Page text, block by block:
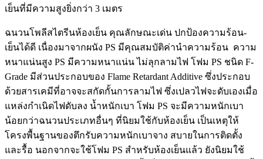
เย็นที่มีความสูงยิ่งกว่า 3 เมตร
ฉนวนโพลีสไตรีนห้องเย็น คุณลักษณะเด่น ปกป้องความร้อน-
เย็นได้ดี เนื่องมาจากผนัง PS มีคุณสมบัติค่านำความร้อน ความ
หนาแน่นสูง PS มีความหนาแน่น ไม่ลุกลามไฟ โฟม PS ชนิด F-
Grade มีส่วนประกอบของ Flame Retardant Additive ซึ่งประกอบ
ด้วยสารเคมีที่อาจจะสกัดกั้นการลามไฟ ซึ่งเปลวไฟจะดับเองเมื่อ
แหล่งกำเนิดไฟดับลง น้ำหนักเบา โฟม PS จะมีความหนักเบา
น้อยกว่าฉนวนประเภทอื่นๆ ที่นิยมใช้กับห้องเย็น เป็นเหตุให้
โครงพื้นฐานของตึกรับความหนักเบาจาง สบายในการติดตั้ง
และรื้อ นอกจากจะใช้โฟม PS สำหรับห้องเย็นแล้ว ยังนิยมใช้